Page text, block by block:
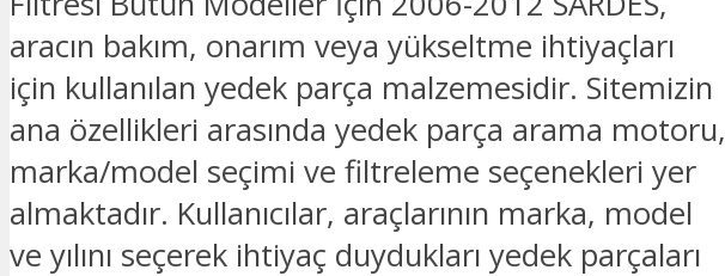
aracın bakım, onarım veya yükseltme ihtiyaçları
için kullanılan yedek parça malzemesidir. Sitemizin
ana özellikleri arasında yedek parça arama motoru,
marka/model seçimi ve filtreleme seçenekleri yer
almaktadır. Kullanıcılar, araçlarının marka, model
ve yılını seçerek ihtiyaç duydukları yedek parçaları